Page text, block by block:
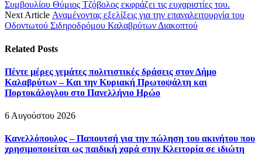
Συμβουλίου Θύμιος Τζόβολος εκφράζει τις ευχαριστίες του.
Next Article Αναμένοντας εξελίξεις για την επαναλειτουργία του
Οδοντωτού Σιδηροδρόμου Καλαβρύτων Διακοπτού
Related Posts
Πέντε μέρες γεμάτες πολιτιστικές δράσεις στον Δήμο
Καλαβρύτων – Και την Κυριακή Πρωτοψάλτη και
Πορτοκάλογλου στο Πανελλήνιο Ηρώο
6 Αυγούστου 2026
Κανελλόπουλος – Παπουτσή για την πώληση του ακινήτου που
χρησιμοποιείται ως παιδική χαρά στην Κλειτορία σε ιδιώτη